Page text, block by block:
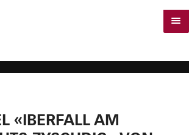
«IBERFALL AM